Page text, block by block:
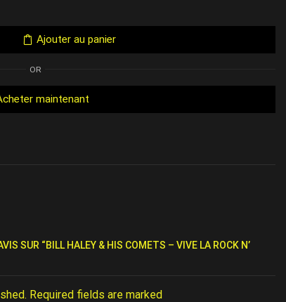
Ajouter au panier
OR
maintenant
SUR “BILL HALEY & HIS COMETS – VIVE LA ROCK N’
Required fields are marked